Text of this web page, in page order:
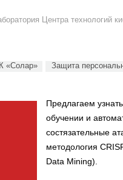
Центра технологий
«Солар» Защита
Предлагаем
обучении и
состязательные
методология
Data Mining).